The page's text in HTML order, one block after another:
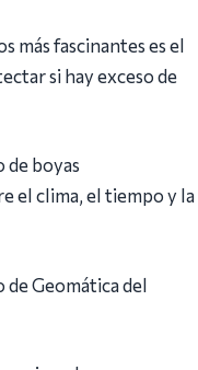
más fascinantes es el
si hay exceso de
de boyas
el clima, el tiempo y la
Geomática del